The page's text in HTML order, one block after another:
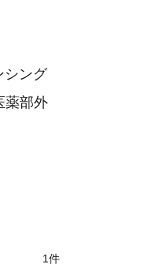
シング
薬部外
1